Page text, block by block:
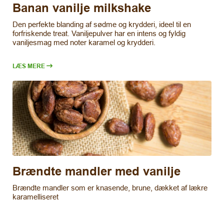
Banan vanilje milkshake
Den perfekte blanding af sødme og krydderi, ideel til en
forfriskende treat. Vaniljepulver har en intens og fyldig
vaniljesmag med noter karamel og krydderi.
LÆS MERE
Brændte mandler med vanilje
Brændte mandler som er knasende, brune, dækket af lækre
karamelliseret